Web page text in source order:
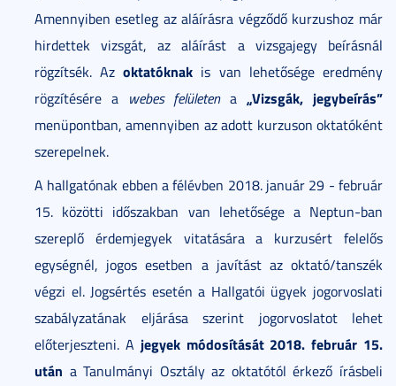
Amennyiben esetleg az aláírásra végződő kurzushoz már
hirdettek vizsgát, az aláírást a vizsgajegy beírásnál
rögzítsék. Azoktatóknak is van lehetősége eredmény
rögzítésére a webes felületena„Vizsgák, jegybeírás”
menüpontban, amennyiben az adott kurzuson oktatóként
szerepelnek.
A hallgatónak ebben a félévben 2018. január 29 - február
15. közötti időszakban van lehetősége a Neptun-ban
szereplő érdemjegyek vitatására a kurzusért felelős
egységnél, jogos esetben a javítást az oktató/tanszék
végzi el. Jogsértés esetén a Hallgatói ügyek jogorvoslati
szabályzatának eljárása szerint jogorvoslatot lehet
előterjeszteni. A jegyek módosítását 2018. február 15.
után a Tanulmányi Osztály az oktatótól érkező írásbeli